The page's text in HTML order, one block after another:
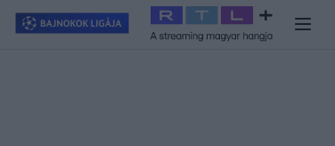
RTL+ #Exek csatája 2026 #Celeb vagyok, ments